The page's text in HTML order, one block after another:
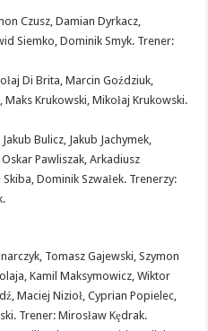
Czusz, Damian Dyrkacz,
Siemko, Dominik Smyk. Trener:
Di Brita, Marcin Goździuk,
Krukowski, Mikołaj Krukowski.
Bulicz, Jakub Jachymek,
Pawliszak, Arkadiusz
Dominik Szwałek. Trenerzy:
Tomasz Gajewski, Szymon
Kamil Maksymowicz, Wiktor
Maciej Nizioł, Cyprian Popielec,
Trener: Mirosław Kędrak.